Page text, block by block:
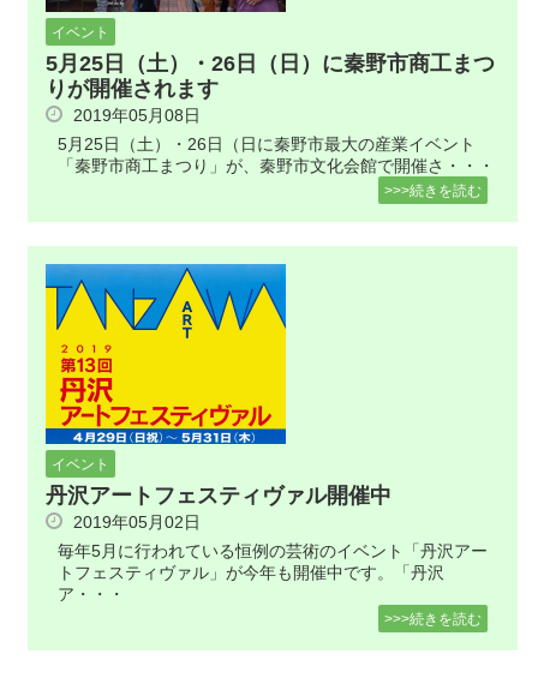
イベント
5月25日（土）・26日（日）に秦野市商工まつ
りが開催されます
2019年05月08日
5月25日（土）・26日（日に秦野市最大の産業イベント
「秦野市商工まつり」が、秦野市文化会館で開催さ・・・
>>>続きを読む
イベント
丹沢アートフェスティヴァル開催中
2019年05月02日
毎年5月に行われている恒例の芸術のイベント「丹沢アー
トフェスティヴァル」が今年も開催中です。「丹沢
ア・・・
>>>続きを読む